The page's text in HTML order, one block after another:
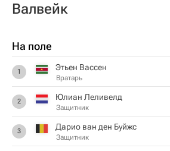
Валвейк
На поле
1 Этьен Вассен
Вратарь
2 Юлиан Леливелд
Защитник
3 Дарио ван ден Буйжс
Защитник